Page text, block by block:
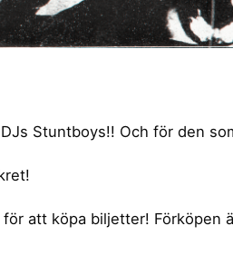
Stuntboys!! Och för den
att köpa biljetter! Förköpen